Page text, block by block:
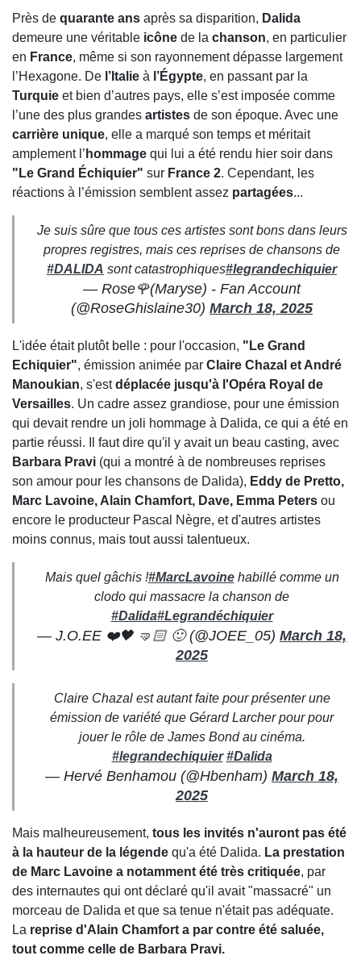
Près de quarante ans après sa disparition, Dalida
demeure une véritable icône de la chanson, en particulier
en France, même si son rayonnement dépasse largement
l’Hexagone. De l’Italie à l’Égypte, en passant par la
Turquie et bien d’autres pays, elle s’est imposée comme
l’une des plus grandes artistes de son époque. Avec une
carrière unique, elle a marqué son temps et méritait
amplement l’ hommage qui lui a été rendu hier soir dans
"Le Grand Échiquier" sur France 2. Cependant, les
réactions à l’émission semblent assez partagées...
Je suis sûre que tous ces artistes sont bons dans leurs
propres registres, mais ces reprises de chansons de
#DALIDA sont catastrophiques#legrandechiquier
— Rose🌹(Maryse) - Fan Account
(@RoseGhislaine30) March 18, 2025
L'idée était plutôt belle : pour l'occasion, "Le Grand
Echiquier", émission animée par Claire Chazal et André
Manoukian, s'estdéplacée jusqu'à l'Opéra Royal de
Versailles. Un cadre assez grandiose, pour une émission
qui devait rendre un joli hommage à Dalida, ce qui a été en
partie réussi. Il faut dire qu'il y avait un beau casting, avec
Barbara Pravi (qui a montré à de nombreuses reprises
son amour pour les chansons de Dalida), Eddy de Pretto,
Marc Lavoine, Alain Chamfort, Dave, Emma Peters ou
encore le producteur Pascal Nègre, et d'autres artistes
moins connus, mais tout aussi talentueux.
Mais quel gâchis !#MarcLavoinehabillé comme un
clodo qui massacre la chanson de
#Dalida#Legrandéchiquier
— J.O.EE ❤️🖤 🤜🏻 🙂 (@JOEE_05) March 18,
2025
Claire Chazal est autant faite pour présenter une
émission de variété que Gérard Larcher pour pour
jouer le rôle de James Bond au cinéma.
#legrandechiquier #Dalida
— Hervé Benhamou (@Hbenham) March 18,
2025
Mais malheureusement, tous les invités n'auront pas été
à la hauteur de la légende qu'a été Dalida. La prestation
de Marc Lavoine a notamment été très critiquée, par
des internautes qui ont déclaré qu'il avait "massacré" un
morceau de Dalida et que sa tenue n'était pas adéquate.
La reprise d'Alain Chamfort a par contre été saluée,
tout comme celle de Barbara Pravi.